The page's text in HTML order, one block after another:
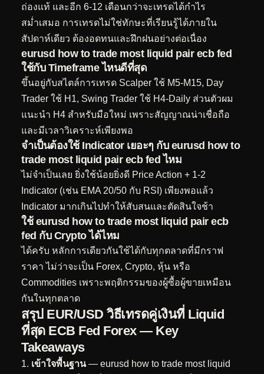
ถ่องแท้ และอีก 6-12 เดือนกว่าจะเทรดได้กำไร
สม่ำเสมอ การเทรดไม่ใช่ทักษะที่เรียนรู้ได้ภายใน
สัปดาห์เดียว ต้องอดทนและฝึกฝนอย่างต่อเนื่อง
eurusd how to trade most liquid pair ecb fed
ใช้กับ Timeframe ไหนดีที่สุด
ขึ้นอยู่กับสไตล์การเทรด Scalper ใช้ M5-M15, Day
Trader ใช้ H1, Swing Trader ใช้ H4-Daily ส่วนตัวผม
แนะนำ H4 สำหรับมือใหม่ เพราะสัญญาณน่าเชื่อถือ
และมีเวลาวิเคราะห์เพียงพอ
จำเป็นต้องใช้ Indicator เยอะๆ กับ eurusd how to
trade most liquid pair ecb fed ไหม
ไม่จำเป็นเลย ยิ่งใช้น้อยยิ่งดี Price Action + 1-2
Indicator (เช่น EMA 20/50 กับ RSI) เพียงพอแล้ว
Indicator มากเกินไปทำให้สับสนและตัดสินใจช้า
ใช้ eurusd how to trade most liquid pair ecb
fed กับ Crypto ได้ไหม
ได้ครับ หลักการเดียวกันใช้ได้กับทุกตลาดที่มีกราฟ
ราคา ไม่ว่าจะเป็น Forex, Crypto, หุ้น หรือ
Commodities เพราะพฤติกรรมของผู้ซื้อผู้ขายเหมือน
กันในทุกตลาด
สรุป EUR/USD วิธีเทรดคู่เงินที่ Liquid
ที่สุด ECB Fed Forex — Key
Takeaways
เข้าใจพื้นฐาน— eurusd how to trade most liquid